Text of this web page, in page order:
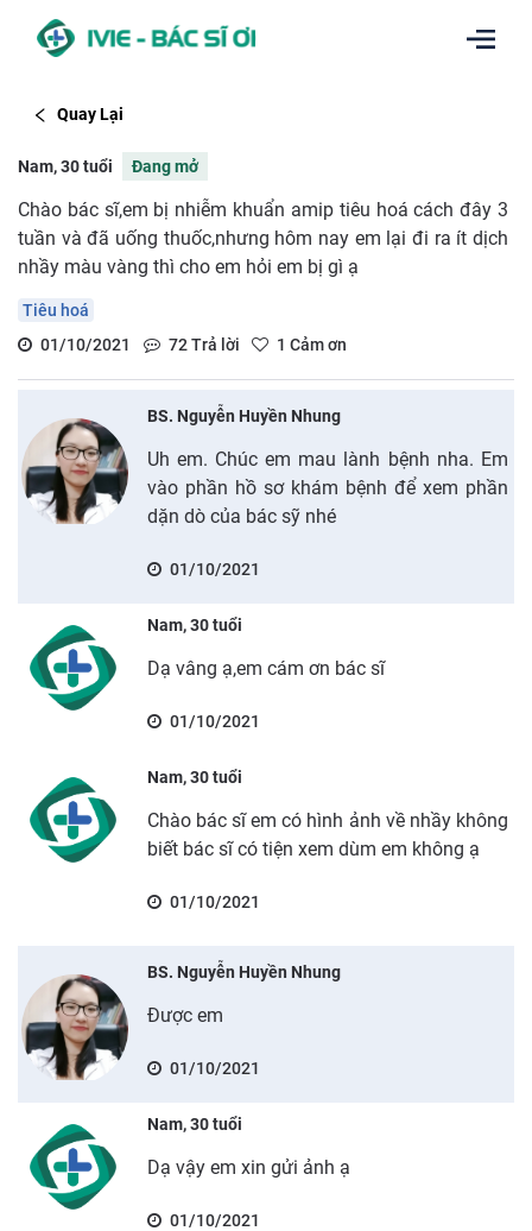
Quay Lại
Nam, 30 tuổi Đang mở
Chào bác sĩ,em bị nhiễm khuẩn amip tiêu hoá cách đây 3
tuần và đã uống thuốc,nhưng hôm nay em lại đi ra ít dịch
nhầy màu vàng thì cho em hỏi em bị gì ạ
Tiêu hoá
01/10/2021
72Trả lời 1 Cảm ơn
BS. Nguyễn Huyền Nhung
Uh em. Chúc em mau lành bệnh nha. Em
vào phần hồ sơ khám bệnh để xem phần
dặn dò của bác sỹ nhé
01/10/2021
Nam, 30 tuổi
Dạ vâng ạ,em cám ơn bác sĩ
01/10/2021
Nam, 30 tuổi
Chào bác sĩ em có hình ảnh về nhầy không
biết bác sĩ có tiện xem dùm em không ạ
01/10/2021
BS. Nguyễn Huyền Nhung
Được em
01/10/2021
Nam, 30 tuổi
Dạ vậy em xin gửi ảnh ạ
01/10/2021